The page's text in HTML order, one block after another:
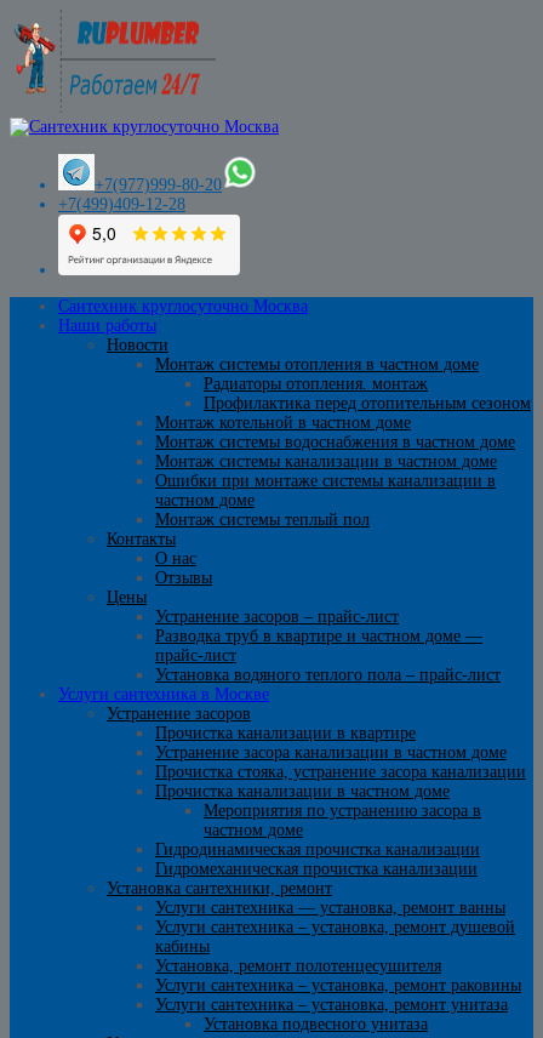
+7(977)999-80-20
+7(499)409-12-28
Сантехник круглосуточно Москва
Наши работы
Новости
Монтаж системы отопления в частном доме
Радиаторы отопления. монтаж
Профилактика перед отопительным сезоном
Монтаж котельной в частном доме
Монтаж системы водоснабжения в частном доме
Монтаж системы канализации в частном доме
Ошибки при монтаже системы канализации в
частном доме
Монтаж системы теплый пол
Контакты
О нас
Отзывы
Цены
Устранение засоров – прайс-лист
Разводка труб в квартире и частном доме —
прайс-лист
Установка водяного теплого пола – прайс-лист
Услуги сантехника в Москве
Устранение засоров
Прочистка канализации в квартире
Устранение засора канализации в частном доме
Прочистка стояка, устранение засора канализации
Прочистка канализации в частном доме
Мероприятия по устранению засора в
частном доме
Гидродинамическая прочистка канализации
Гидромеханическая прочистка канализации
Установка сантехники, ремонт
Услуги сантехника — установка, ремонт ванны
Услуги сантехника – установка, ремонт душевой
кабины
Установка, ремонт полотенцесушителя
Услуги сантехника – установка, ремонт раковины
Услуги сантехника – установка, ремонт унитаза
Установка подвесного унитаза